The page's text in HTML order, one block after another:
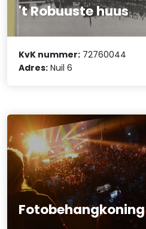
't Robuuste huus
KvK nummer: 72760044
Adres: Nuil 6
Fotobehangkoning